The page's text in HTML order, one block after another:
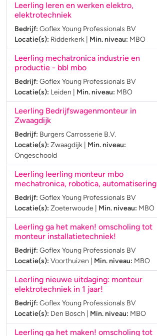
Leerling leren en werken elektro,
elektrotechniek
Bedrijf: Goflex Young Professionals BV
Locatie(s): Ridderkerk Min. niveau: MBO
Leerling mechatronica industrie en
productie - bbl mbo
Bedrijf: Goflex Young Professionals BV
Locatie(s): Leiden Min. niveau: MBO
Leerling Bedrijfswagenmonteur in
Zwaagdijk
Bedrijf: Burgers Carrosserie B.V.
Locatie(s): Zwaagdijk
Min. niveau:
Ongeschoold
Leerling leerling monteur mbo
mechatronica, robotica, automatisering
Bedrijf: Goflex Young Professionals BV
Locatie(s): Zoeterwoude Min. niveau: MBO
Leerling ga het maken! omscholing tot
monteur installatietechniek!
Bedrijf: Goflex Young Professionals BV
Locatie(s): Voorthuizen Min. niveau: MBO
Leerling nieuwe uitdaging: monteur
elektrotechniek in 1 jaar!
Bedrijf: Goflex Young Professionals BV
Locatie(s): Den Bosch Min. niveau: MBO
Leerling ga het maken! omscholing tot